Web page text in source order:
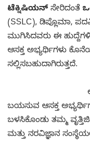
ಟೆಕ್ನಿಷಿಯನ್ ಸೇರಿದಂತೆ
(SSLC), ಡಿಪ್ಲೊಮಾ,
ಮುಗಿಸಿದವರು ಈ
ಆಸಕ್ತ ಅಭ್ಯರ್ಥಿಗಳು
ಸಲ್ಲಿಸಬಹುದಾಗಿರುತ್ತದೆ.
ಅರ್ಹತೆ
ಬಯಸುವ ಆಸಕ್ತ
ಬಳಸಿಕೊಂಡು ತಮ್ಮ
ಮತ್ತು ನರವಿಜ್ಞಾನ